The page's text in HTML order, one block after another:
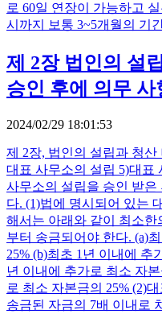
로 60일 연장이 가능하고
시까지 보통 3~5개월의 기
제 2장 법인의 설
승인 후에 의무 사
2024/02/29 18:01:53
제 2장, 법인의 설립과 청
대표 사무소의 설립 5)대표
사무소의 설립을 승인 받
다. (1)법에 명시되어 있는
해서는 아래와 같이 최소한
부터 송금되어야 한다. (a)
25% (b)최초 1년 이내에 추
년 이내에 추가로 최소 자
로 최소 자본금의 25% (2)
송금된 자금의 7배 이내로